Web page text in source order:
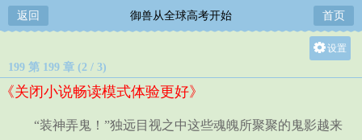
返回 御兽从全球高考开始 首页
设置
中
199 第 199 章 (2 / 3)
《关闭小说畅读模式体验更好》
“装神弄鬼！”独远目视之中这些魂魄所聚聚的鬼影越来